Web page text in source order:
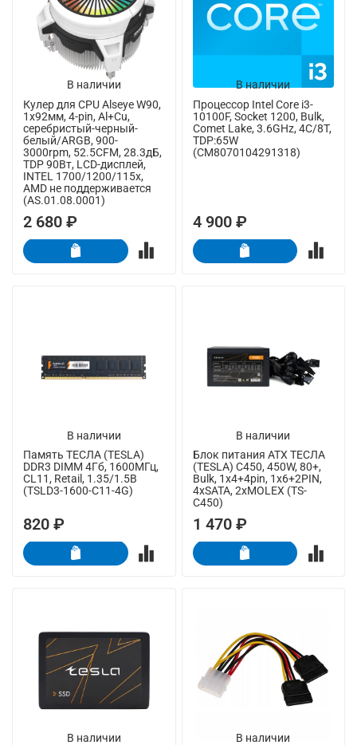
В наличии
Кулер для CPU Alseye W90,
1х92мм, 4-pin, Al+Cu,
серебристый-черный-
белый/ARGB, 900-
3000rpm, 52.5CFM, 28.3дБ,
TDP 90Вт, LCD-дисплей,
INTEL 1700/1200/115x,
AMD не поддерживается
(AS.01.08.0001)
2 680 ₽
В наличии
Процессор Intel Core i3-
10100F, Socket 1200, Bulk,
Comet Lake, 3.6GHz, 4C/8T,
TDP:65W
(CM8070104291318)
4 900 ₽
В наличии
Память ТЕСЛА (TESLA)
DDR3 DIMM 4Гб, 1600МГц,
CL11, Retail, 1.35/1.5В
(TSLD3-1600-C11-4G)
820 ₽
В наличии
Блок питания ATX ТЕСЛА
(TESLA) C450, 450W, 80+,
Bulk, 1x4+4pin, 1x6+2PIN,
4xSATA, 2xMOLEX (TS-
C450)
1 470 ₽
В наличии
В наличии